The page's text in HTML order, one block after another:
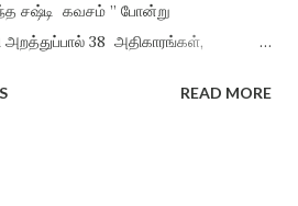
சஷ்டி கவசம் ” போன்று
அறத்துப்பால் 38 அதிகாரங்கள்,
திருக்குறளின் சாராக அமைத்து
READ MORE